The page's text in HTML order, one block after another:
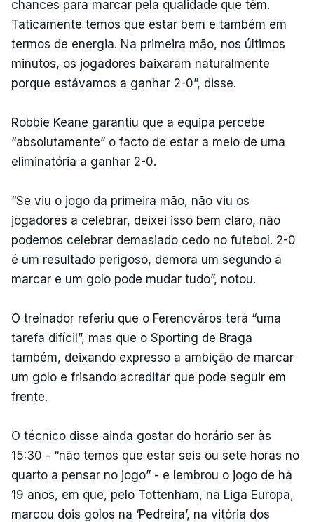
chances para marcar pela qualidade que têm.
Taticamente temos que estar bem e também em
termos de energia. Na primeira mão, nos últimos
minutos, os jogadores baixaram naturalmente
porque estávamos a ganhar 2-0”, disse.
Robbie Keane garantiu que a equipa percebe
“absolutamente” o facto de estar a meio de uma
eliminatória a ganhar 2-0.
“Se viu o jogo da primeira mão, não viu os
jogadores a celebrar, deixei isso bem claro, não
podemos celebrar demasiado cedo no futebol. 2-0
é um resultado perigoso, demora um segundo a
marcar e um golo pode mudar tudo”, notou.
O treinador referiu que o Ferencváros terá “uma
tarefa difícil”, mas que o Sporting de Braga
também, deixando expresso a ambição de marcar
um golo e frisando acreditar que pode seguir em
frente.
O técnico disse ainda gostar do horário ser às
15:30 - “não temos que estar seis ou sete horas no
quarto a pensar no jogo” - e lembrou o jogo de há
19 anos, em que, pelo Tottenham, na Liga Europa,
marcou dois golos na ‘Pedreira’, na vitória dos